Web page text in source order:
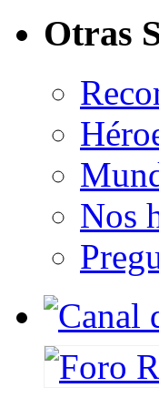
Otras
Nos